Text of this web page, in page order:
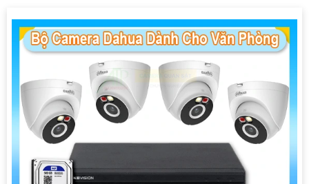
🏷3:Chọn camera có khả năng xoay ngang, dọc: Để có thể quan sát
được nhiều góc độ khác nhau, nên chọn camera có khả năng xoay
ngang, dọc từ xa thông qua ứng dụng điều khiển.
Cài đặt và cấu hình dễ dàng: Chọn camera IP có giao diện dễ sử
dụng, dễ cấu hình và kết nối với hệ thống mạng để việc lắp đặt và sử
dụng thuận tiện.
5: Tính năng chống phá hoại: Chọn camera có tính năng chống
phá hoại, chống thấm nước để bảo vệ thiết bị trong môi trường khắc
Hy vọng những tư vấn trên sẽ giúp bạn lựa chọn được camera IP hình